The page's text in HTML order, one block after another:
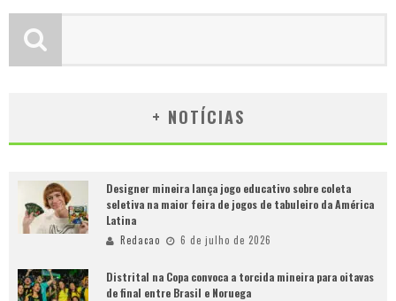
+ NOTÍCIAS
Designer mineira lança jogo educativo sobre coleta
seletiva na maior feira de jogos de tabuleiro da América
Latina
Redacao 6 de julho de 2026
Distrital na Copa convoca a torcida mineira para oitavas
de final entre Brasil e Noruega